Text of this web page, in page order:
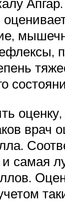
врач
самая